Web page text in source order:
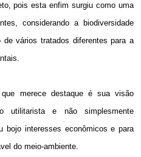
pois esta enfim surgiu como uma
considerando a biodiversidade
vários tratados diferentes para a
merece destaque é sua visão
utilitarista e não simplesmente
bojo interesses econômicos e para
do meio-ambiente.